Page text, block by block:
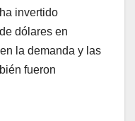
invertido
dólares en
la demanda y las
fueron